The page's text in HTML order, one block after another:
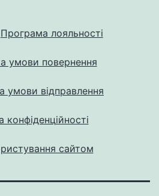
Програма лояльності
умови повернення
умови відправлення
конфіденційності
сайтом